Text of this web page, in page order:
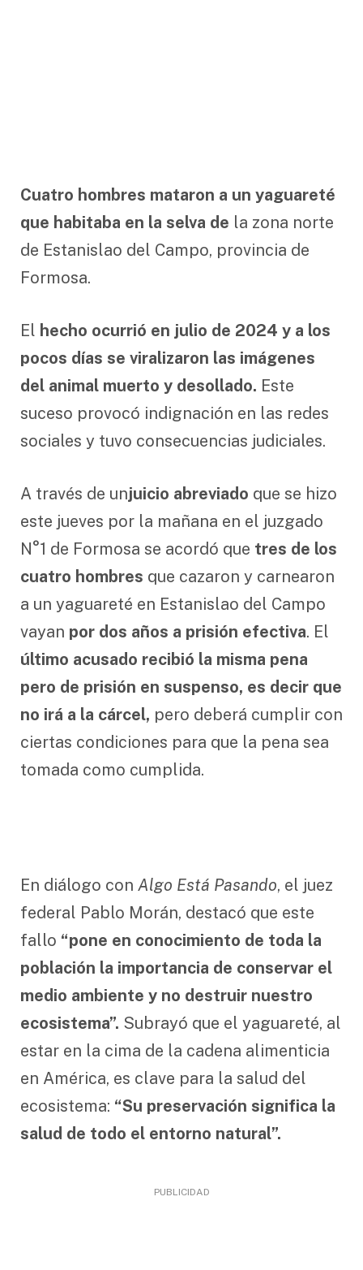
Cuatro hombres mataron a un yaguareté
que habitaba en la selva de la zona norte
de Estanislao del Campo, provincia de
Formosa.
El hecho ocurrió en julio de 2024 y a los
pocos días se viralizaron las imágenes
del animal muerto y desollado. Este
suceso provocó indignación en las redes
sociales y tuvo consecuencias judiciales.
A través de unjuicio abreviado que se hizo
este jueves por la mañana en el juzgado
N°1 de Formosa se acordó que tres de los
cuatro hombres que cazaron y carnearon
a un yaguareté en Estanislao del Campo
vayan por dos años a prisión efectiva. El
último acusado recibió la misma pena
pero de prisión en suspenso, es decir que
no irá a la cárcel, pero deberá cumplir con
ciertas condiciones para que la pena sea
tomada como cumplida.
En diálogo con Algo Está Pasando, el juez
federal Pablo Morán, destacó que este
fallo “pone en conocimiento de toda la
población la importancia de conservar el
medio ambiente y no destruir nuestro
ecosistema”. Subrayó que el yaguareté, al
estar en la cima de la cadena alimenticia
en América, es clave para la salud del
ecosistema: “Su preservación significa la
salud de todo el entorno natural”.
PUBLICIDAD